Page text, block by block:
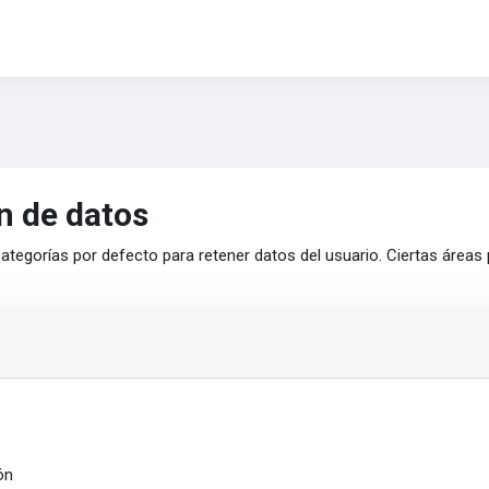
de datos
por defecto para retener datos del usuario. Ciertas